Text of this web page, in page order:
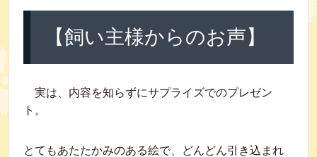
【飼い主様からのお声】
実は、内容を知らずにサプライズでのプレゼン
ト。
とてもあたたかみのある絵で、どんどん引き込まれ